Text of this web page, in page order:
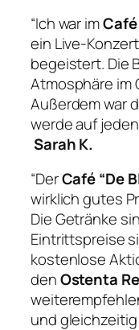
“Ich war im
ein Live-
begeistert. Die
Atmosphäre im
Außerdem war
werde auf
Sarah K.
“DerCafé “De
wirklich gutes
Die Getränke
Eintrittspreise
kostenlose
denOstenta
und